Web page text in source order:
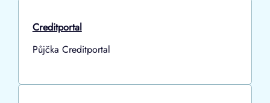
Creditportal
Půjčka Creditportal